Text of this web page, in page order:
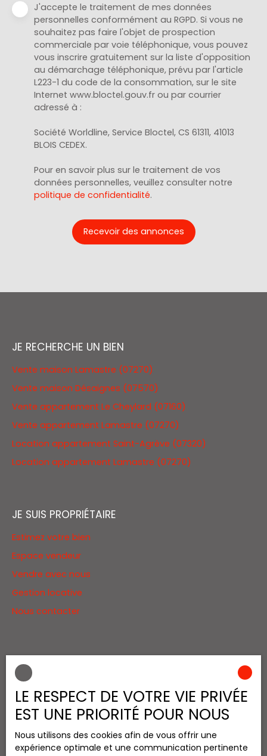
J'accepte le traitement de mes données
personnelles conformément au RGPD. Si vous ne
souhaitez pas faire l'objet de prospection
commerciale par voie téléphonique, vous pouvez
vous inscrire gratuitement sur la liste d'opposition
au démarchage téléphonique, prévu par l'article
L223-1 du code de la consommation, sur le site
Internet www.bloctel.gouv.fr ou par courrier
adressé à :
Société Worldline, Service Bloctel, CS 61311, 41013
BLOIS CEDEX.
Pour en savoir plus sur le traitement de vos
données personnelles, veuillez consulter notre
politique de confidentialité.
Recevoir des annonces
JE RECHERCHE UN BIEN
Vente maison Lamastre (07270)
Vente maison Désaignes (07570)
Vente appartement Le Cheylard (07160)
Vente appartement Lamastre (07270)
Location appartement Saint-Agrève (07320)
Location appartement Lamastre (07270)
JE SUIS PROPRIÉTAIRE
Estimez votre bien
Espace vendeur
Vendre avec nous
Gestion locative
Nous contacter
INFORMATIONS
Mentions légales
Politique de confidentialité
Plan du site
LE RESPECT DE VOTRE VIE PRIVÉE
EST UNE PRIORITÉ POUR NOUS
Nous utilisons des cookies afin de vous offrir une
expérience optimale et une communication pertinente